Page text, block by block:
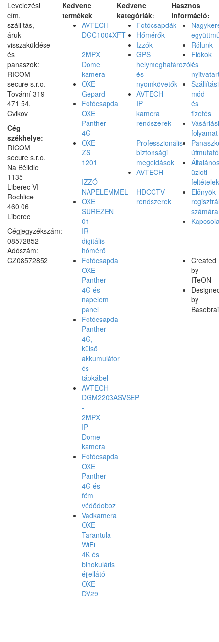
Levelezési
cím,
szállítás,
áruk
visszaküldése
és
panaszok:
RICOM
secure s.r.o.
Tovární 319
471 54,
Cvikov
Cég
székhelye:
RICOM
secure s.r.o.
Na Bělidle
1135
Liberec VI-
Rochlice
460 06
Liberec
Cégjegyzékszám:
08572852
Adószám:
CZ08572852
Kedvenc
termékek
AVTECH
DGC1004XFT
-
2MPX
Dome
kamera
OXE
Gepard
Fotócsapda
OXE
Panther
4G
OXE
ZS
1201
–
IZZÓ
NAPELEMMEL
OXE
SUREZEN
01 -
IR
digitális
hőmérő
Fotócsapda
OXE
Panther
4G és
napelem
panel
Fotócsapda
Panther
4G,
külső
akkumulátor
és
tápkábel
AVTECH
DGM2203ASVSEP
-
2MPX
IP
Dome
kamera
Fotócsapda
OXE
Panther
4G és
fém
védődoboz
Vadkamera
OXE
Tarantula
WiFi
4K és
binokuláris
éjjellátó
OXE
DV29
Kedvenc
kategóriák:
Fotócsapdák
Hőmérők
Izzók
GPS
helymeghatározók
és
nyomkövetők
AVTECH
IP
kamera
rendszerek
-
Professzionális
biztonsági
megoldások
AVTECH
-
HDCCTV
rendszerek
Hasznos
információ:
Rólunk
Fiókok
és
Szállítási
mód
és
fizetés
Vásárlási
folyamat
útmutató
Általános
üzleti
feltételek
Előnyök
számára
Created
by
ITeON
by